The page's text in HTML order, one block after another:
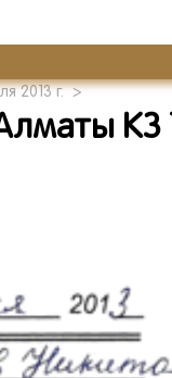
2013 г.>
КЗ